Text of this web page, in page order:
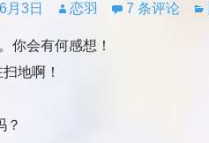
月3日 恋羽 7 条评论
会有何感想！
地啊！
？